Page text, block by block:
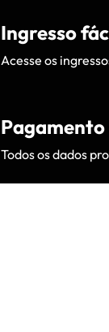
Ingresso
Acesse os
Todos os dados